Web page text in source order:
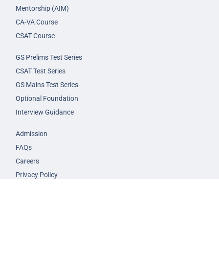
Mentorship (AIM)
CA-VA Course
CSAT Course
GS Prelims Test Series
CSAT Test Series
GS Mains Test Series
Optional Foundation
Interview Guidance
Admission
FAQs
Careers
Privacy Policy